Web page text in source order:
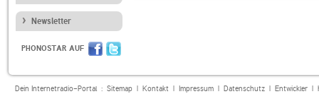
Newsletter
PHONOSTAR AUF
Dein Internetradio-Portal : Sitemap| Kontakt| Impressum| Datenschutz| Entwickler|